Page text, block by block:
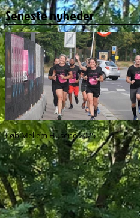
Seneste nyheder
Løb Mellem Husene 2025